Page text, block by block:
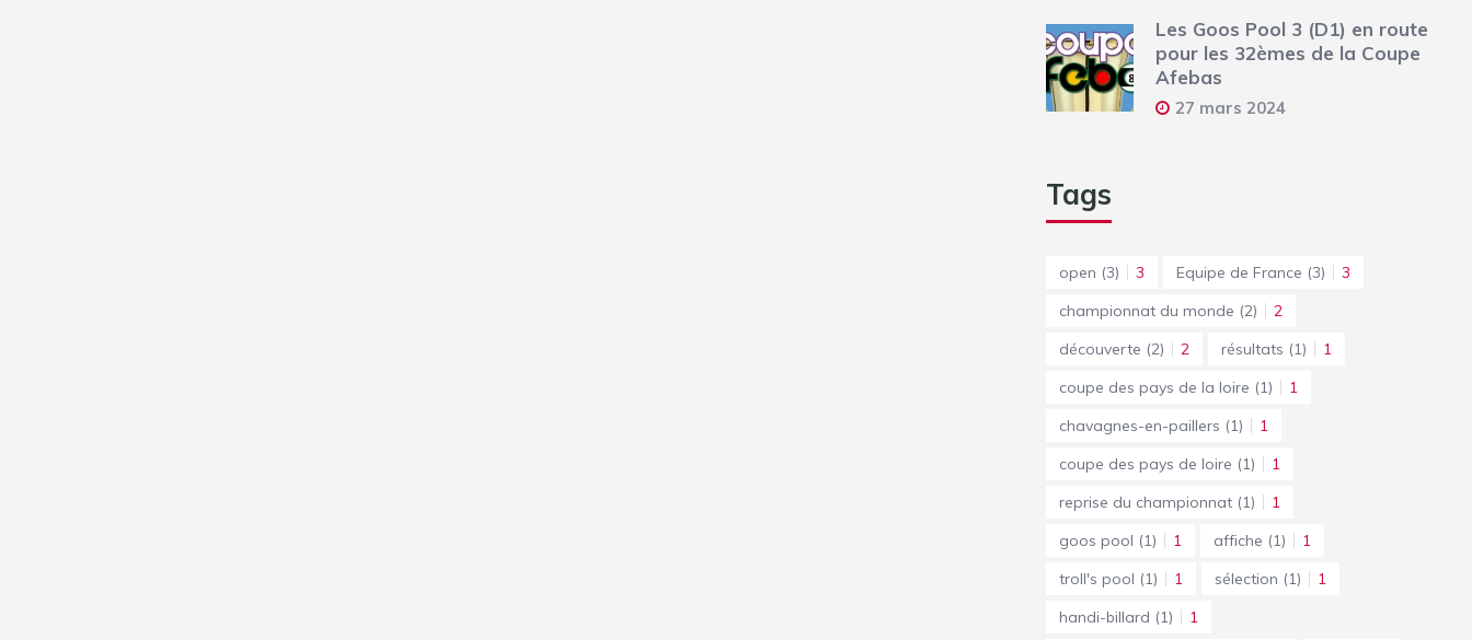
Les Goos Pool 3 (D1) en route
pour les 32èmes de la Coupe
Afebas
27 mars 2024
Tags
open (3) 3 Equipe de France (3)
3
championnat du monde (2)
2
découverte (2) 2 résultats (1)
1
coupe des pays de la loire (1)
1
chavagnes-en-paillers (1)
1
coupe des pays de loire (1)
1
reprise du championnat(1)
1
goos pool (1) 1 affiche (1)
1
troll's pool (1) 1 sélection (1)
1
handi-billard (1) 1